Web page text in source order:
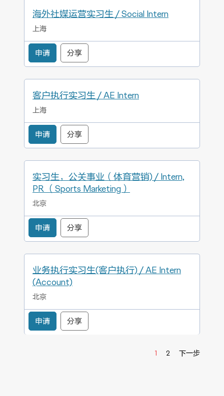
海外社媒运营实习生 / Social Intern
上海
申请 分享
客户执行实习生 / AE Intern
上海
申请 分享
实习生，公关事业（体育营销) / Intern,
PR （Sports Marketing）
北京
申请 分享
业务执行实习生(客户执行) / AE Intern
(Account)
北京
申请 分享
1 2 下一步